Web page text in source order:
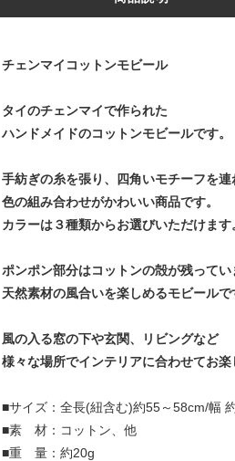
チェンマイコットンモビール
タイのチェンマイで作られた
ハンドメイドのコットンモビールです。
手紡ぎの糸を張り、四角いモチーフを連
色の組み合わせがかわいい商品です。
カラーは３種類からお選びいただけます
ポンポン部分はコットンの殻が残ってい
天然素材の風合いを楽しめるモビールで
風の入る窓の下や玄関、リビングなど
様々な場所でインテリアに合わせてお
■サイズ：全長(紐含む)約55～58cm/幅
■素 材：コットン、他
■重 量：約20g